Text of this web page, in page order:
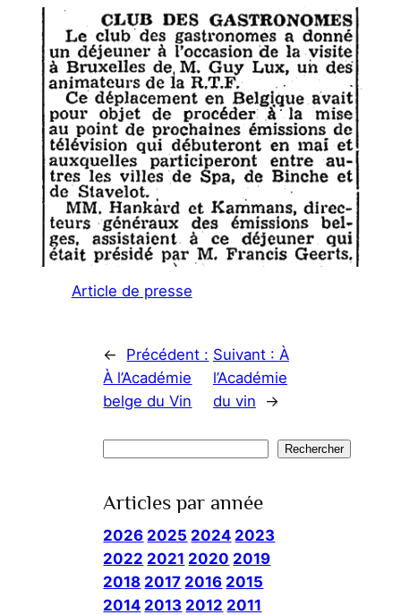
Article de presse
←
Précédent :
À l’Académie
belge du Vin
Suivant : À
l’Académie
du vin
→
Rechercher
Articles par année
2026 2025 2024 2023
2022 2021 2020 2019
2018 2017 2016 2015
2014 2013 2012 2011